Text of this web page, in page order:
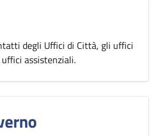
degli Uffici di Città, gli uffici
assistenziali.